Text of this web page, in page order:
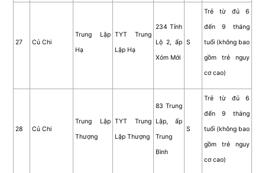
27 Củ Chi
Trung Lập
Hạ
TYT Trung
Lập Hạ
234 Tỉnh
Lộ 2, ấp
Xóm Mới
S
Trẻ từ đủ 6
đến 9 tháng
tuổi (không bao
gồm trẻ nguy
cơ cao)
28 Củ Chi
Trung Lập
Thượng
TYT Trung
Lập Thượng
83 Trung
Lập, ấp
Trung
Bình
S
Trẻ từ đủ 6
đến 9 tháng
tuổi (không bao
gồm trẻ nguy
cơ cao)